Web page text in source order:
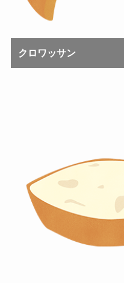
クロワッサン